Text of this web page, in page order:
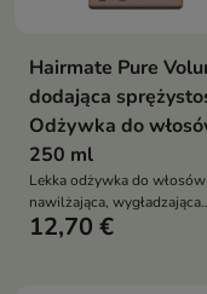
Hairmate Pure
dodająca
Odżywka do
250 ml
Lekka odżywka do
nawilżająca, wygładzająca
odżywka, która nadaje
12,70 €